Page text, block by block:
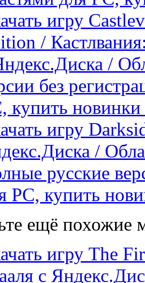
игру
/
/
без
купить
игру
/
русские
PC, купить
ещё похожие
игру The
с